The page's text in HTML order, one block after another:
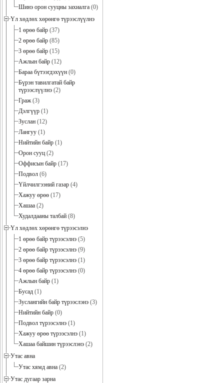
Шинэ орон сууцны захиалга (0)
Үл хөдлөх хөрөнгө түрээслүүлнэ
1 өрөө байр (37)
2 өрөө байр (85)
3 өрөө байр (15)
Ажлын байр (12)
Бараа бүтээгдэхүүн (0)
Бүрэн тавилгатай байр
түрээслүүлнэ (2)
Граж(3)
Дэлгүүр (1)
Зуслан (12)
Лангуу (1)
Нийтийн байр (1)
Орон сууц (2)
Оффисын байр (17)
Подвол (6)
Үйлчилгээний газар (4)
Хажуу өрөө (17)
Хашаа (2)
Худалдааны талбай (8)
Үл хөдлөх хөрөнгө түрээсэлнэ
1 өрөө байр түрээсэлнэ (5)
2 өрөө байр түрээсэлнэ (9)
3 өрөө байр түрээсэлнэ (1)
4 өрөө байр түрээсэлнэ (0)
Ажлын байр (1)
Бусад (1)
Зуслангийн байр түрээслэнэ (3)
Нийтийн байр (0)
Подвол түрээсэлнэ (1)
Хажуу өрөө түрээсэлнэ (1)
Хашаа байшин түрээслэнэ (2)
Утас авна
Утас хямд авна (2)
Утас дугаар зарна